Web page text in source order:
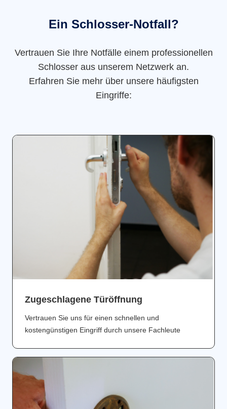
Ein Schlosser-Notfall?
Vertrauen Sie Ihre Notfälle einem professionellen
Schlosser aus unserem Netzwerk an.
Erfahren Sie mehr über unsere häufigsten
Eingriffe:
Zugeschlagene Türöffnung
Vertrauen Sie uns für einen schnellen und
kostengünstigen Eingriff durch unsere Fachleute